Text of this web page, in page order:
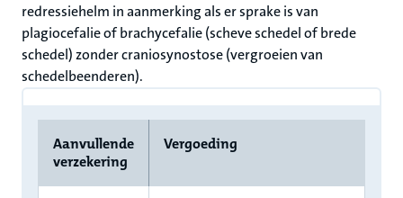
redressiehelm in aanmerking als er sprake is van
plagiocefalie of brachycefalie (scheve schedel of brede
schedel) zonder craniosynostose (vergroeien van
schedelbeenderen).
Aanvullende
verzekering
Vergoeding